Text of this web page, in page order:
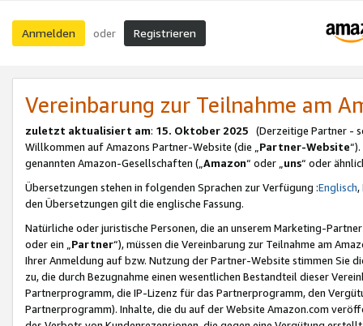
Anmelden oder Registrieren
Vereinbarung zur Teilnahme am
zuletzt aktualisiert am: 15. Oktober 2025 (Derzeitige Partner -
Willkommen auf Amazons Partner-Website (die „Partner-Website
genannten Amazon-Gesellschaften („Amazon“ oder „uns“ oder
Übersetzungen stehen in folgenden Sprachen zur Verfügung :Englisch,
den Übersetzungen gilt die englische Fassung.
Natürliche oder juristische Personen, die an unserem Marketing-
oder ein „Partner“), müssen die Vereinbarung zur Teilnahme am
Ihrer Anmeldung auf bzw. Nutzung der Partner-Website stimmen Sie
zu, die durch Bezugnahme einen wesentlichen Bestandteil dieser
Partnerprogramm, die IP-Lizenz für das Partnerprogramm, den
Partnerprogramm). Inhalte, die du auf der Website Amazon.com